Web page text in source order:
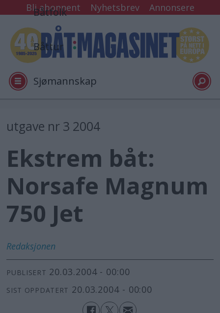
Bli abonnent Nyhetsbrev Annonsere
Båtfolk
Båttur
Sjømannskap
Arkiv
Video
utgave nr 3 2004
Ekstrem båt:
Norsafe Magnum
750 Jet
Redaksjonen
PUBLISERT 20.03.2004 - 00:00
SIST OPPDATERT 20.03.2004 - 00:00